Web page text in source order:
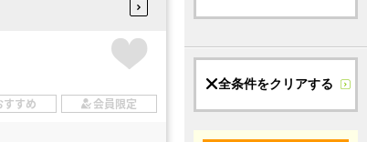
すすめ 会員限定
全条件をクリアする